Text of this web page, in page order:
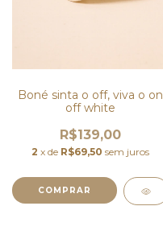
Boné sinta o off, viva o on
off white
R$139,00
2 x de R$69,50 sem juros